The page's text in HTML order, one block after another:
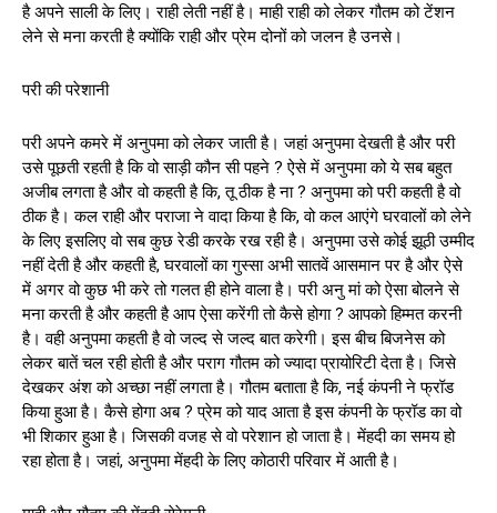
है अपने साली के लिए। राही लेती नहीं है। माही राही को लेकर गौतम को टेंशन
लेने से मना करती है क्योंकि राही और प्रेम दोनों को जलन है उनसे।
परी की परेशानी
परी अपने कमरे में अनुपमा को लेकर जाती है। जहां अनुपमा देखती है और परी
उसे पूछती रहती है कि वो साड़ी कौन सी पहने ? ऐसे में अनुपमा को ये सब बहुत
अजीब लगता है और वो कहती है कि, तू ठीक है ना ? अनुपमा को परी कहती है वो
ठीक है। कल राही और पराजा ने वादा किया है कि, वो कल आएंगे घरवालों को लेने
के लिए इसलिए वो सब कुछ रेडी करके रख रही है। अनुपमा उसे कोई झूठी उम्मीद
नहीं देती है और कहती है, घरवालों का गुस्सा अभी सातवें आसमान पर है और ऐसे
में अगर वो कुछ भी करे तो गलत ही होने वाला है। परी अनु मां को ऐसा बोलने से
मना करती है और कहती है आप ऐसा करेंगी तो कैसे होगा ? आपको हिम्मत करनी
है। वही अनुपमा कहती है वो जल्द से जल्द बात करेगी। इस बीच बिजनेस को
लेकर बातें चल रही होती है और पराग गौतम को ज्यादा प्रायोरिटी देता है। जिसे
देखकर अंश को अच्छा नहीं लगता है। गौतम बताता है कि, नई कंपनी ने फ्रॉड
किया हुआ है। कैसे होगा अब ? प्रेम को याद आता है इस कंपनी के फ्रॉड का वो
भी शिकार हुआ है। जिसकी वजह से वो परेशान हो जाता है। मेंहदी का समय हो
रहा होता है। जहां, अनुपमा मेंहदी के लिए कोठारी परिवार में आती है।